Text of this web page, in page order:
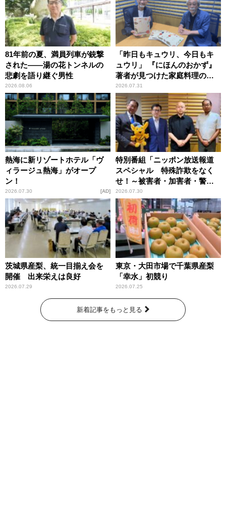
81年前の夏、満員列車が銃撃
された――湯の花トンネルの
悲劇を語り継ぐ男性
2026.08.06
「昨日もキュウリ、今日もキ
ュウリ」 『にほんのおかず』
著者が見つけた家庭料理の知
恵
2026.07.31
熱海に新リゾートホテル「ヴ
ィラージュ熱海」がオープ
ン！
2026.07.30 AD
特別番組「ニッポン放送報道
スペシャル 特殊詐欺をなく
せ！～被害者・加害者・警視
庁が語るトクリュウの実態
～」放送
2026.07.30
茨城県産梨、統一目揃え会を
開催 出来栄えは良好
2026.07.29
東京・大田市場で千葉県産梨
「幸水」初競り
2026.07.25
新着記事をもっと見る